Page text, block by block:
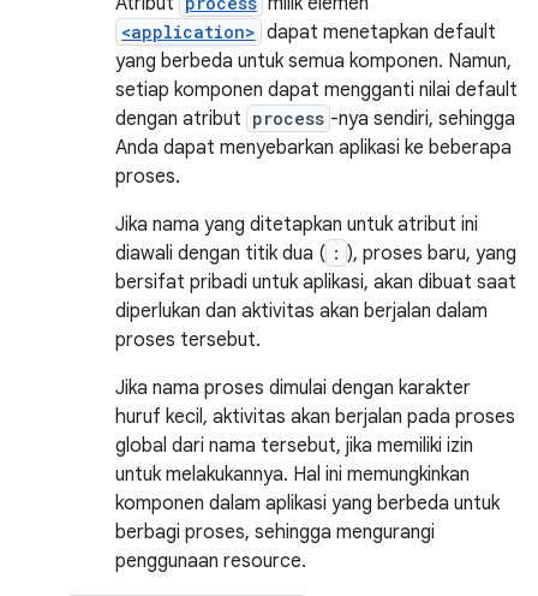
<application> dapat menetapkan default
yang berbeda untuk semua komponen. Namun,
setiap komponen dapat mengganti nilai default
dengan atribut process -nya sendiri, sehingga
Anda dapat menyebarkan aplikasi ke beberapa
proses.
Jika nama yang ditetapkan untuk atribut ini
diawali dengan titik dua ( : ), proses baru, yang
bersifat pribadi untuk aplikasi, akan dibuat saat
diperlukan dan aktivitas akan berjalan dalam
proses tersebut.
Jika nama proses dimulai dengan karakter
huruf kecil, aktivitas akan berjalan pada proses
global dari nama tersebut, jika memiliki izin
untuk melakukannya. Hal ini memungkinkan
komponen dalam aplikasi yang berbeda untuk
berbagi proses, sehingga mengurangi
penggunaan resource.